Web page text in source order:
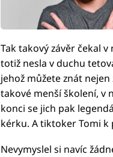
Tak takový závěr čekal v
totiž nesla v duchu
jehož můžete znát nejen
takové menší školení, v
konci se jich pak
kérku. A tiktoker Tomi k
Nevymyslel si navíc